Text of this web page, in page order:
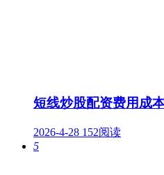
短线炒股配资费用成
2026-4-28 152阅读
5